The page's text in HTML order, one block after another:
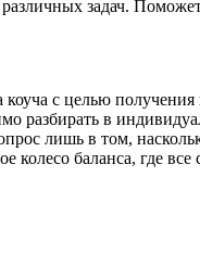
задач.
коуча с целью
разбирать в
лишь в том,
колесо баланса, где